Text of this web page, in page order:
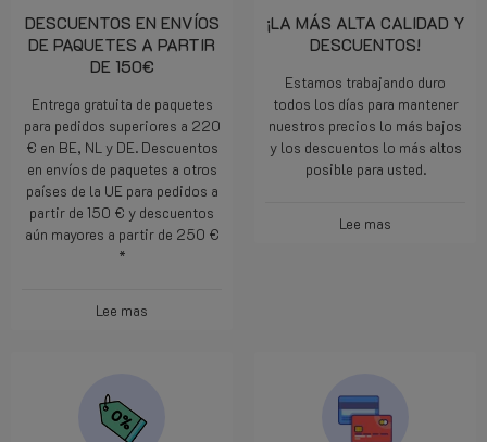
DESCUENTOS EN ENVÍOS
DE PAQUETES A PARTIR
DE 150€
Entrega gratuita de paquetes
para pedidos superiores a 220
€ en BE, NL y DE. Descuentos
en envíos de paquetes a otros
países de la UE para pedidos a
partir de 150 € y descuentos
aún mayores a partir de 250 €
*
Lee mas
¡LA MÁS ALTA CALIDAD Y
DESCUENTOS!
Estamos trabajando duro
todos los días para mantener
nuestros precios lo más bajos
y los descuentos lo más altos
posible para usted.
Lee mas